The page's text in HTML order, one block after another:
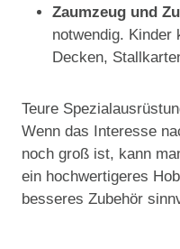
Zaumzeug und
notwendig. Kinder
Decken,
Teure
Wenn das Interesse
noch groß ist, kann
ein hochwertigeres
besseres Zubehör